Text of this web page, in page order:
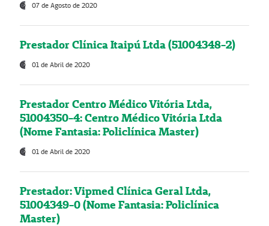
07 de Agosto de 2020
Prestador Clínica Itaipú Ltda (51004348-2)
01 de Abril de 2020
Prestador Centro Médico Vitória Ltda,
51004350-4: Centro Médico Vitória Ltda
(Nome Fantasia: Policlínica Master)
01 de Abril de 2020
Prestador: Vipmed Clínica Geral Ltda,
51004349-0 (Nome Fantasia: Policlínica
Master)